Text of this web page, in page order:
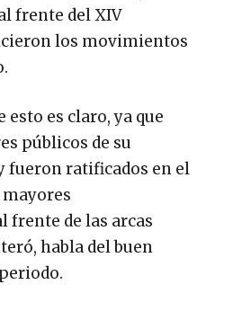
frente del XIV
los movimientos
es claro, ya que
públicos de su
fueron ratificados en el
frente de las arcas
habla del buen